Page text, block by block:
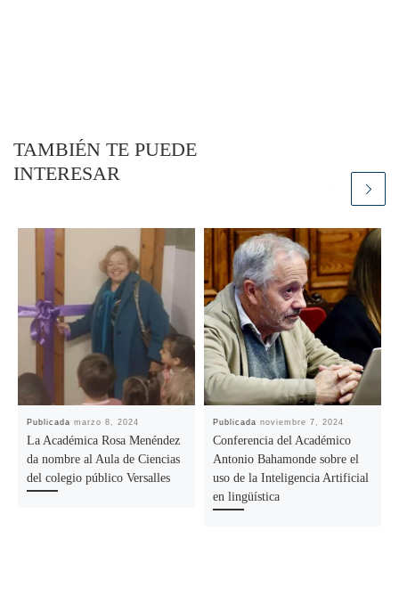
TAMBIÉN TE PUEDE
INTERESAR
Publicadamarzo 8, 2024
La Académica Rosa Menéndez
da nombre al Aula de Ciencias
del colegio público Versalles
Publicadanoviembre 7, 2024
Conferencia del Académico
Antonio Bahamonde sobre el
uso de la Inteligencia Artificial
en lingüística